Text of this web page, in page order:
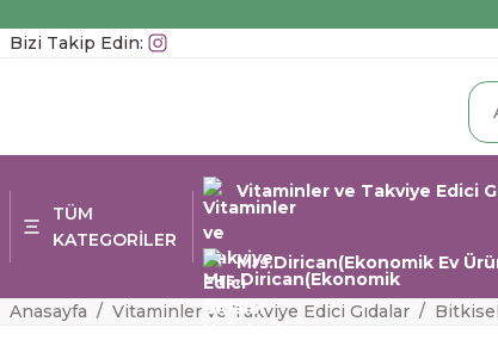
Bizi Takip Edin:
TÜM
KATEGORİLER
Vitaminler ve Takviye Edici
Mrs.Dirican(Ekonomik Ev
Anasayfa Vitaminler ve Takviye Edici Gıdalar